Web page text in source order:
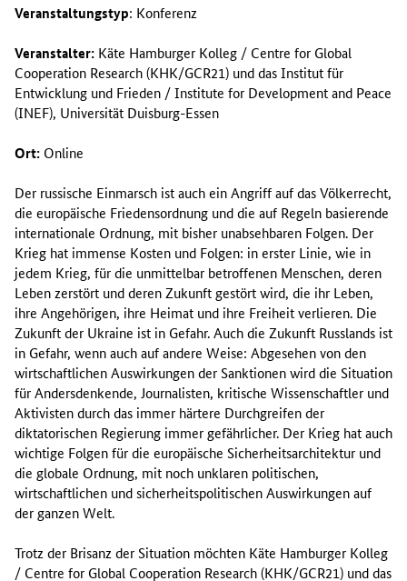
Veranstaltungstyp: Konferenz
Veranstalter: Käte Hamburger Kolleg / Centre for Global
Cooperation Research (KHK/GCR21) und das Institut für
Entwicklung und Frieden / Institute for Development and Peace
(INEF), Universität Duisburg-Essen
Ort: Online
Der russische Einmarsch ist auch ein Angriff auf das Völkerrecht,
die europäische Friedensordnung und die auf Regeln basierende
internationale Ordnung, mit bisher unabsehbaren Folgen. Der
Krieg hat immense Kosten und Folgen: in erster Linie, wie in
jedem Krieg, für die unmittelbar betroffenen Menschen, deren
Leben zerstört und deren Zukunft gestört wird, die ihr Leben,
ihre Angehörigen, ihre Heimat und ihre Freiheit verlieren. Die
Zukunft der Ukraine ist in Gefahr. Auch die Zukunft Russlands ist
in Gefahr, wenn auch auf andere Weise: Abgesehen von den
wirtschaftlichen Auswirkungen der Sanktionen wird die Situation
für Andersdenkende, Journalisten, kritische Wissenschaftler und
Aktivisten durch das immer härtere Durchgreifen der
diktatorischen Regierung immer gefährlicher. Der Krieg hat auch
wichtige Folgen für die europäische Sicherheitsarchitektur und
die globale Ordnung, mit noch unklaren politischen,
wirtschaftlichen und sicherheitspolitischen Auswirkungen auf
der ganzen Welt.
Trotz der Brisanz der Situation möchten Käte Hamburger Kolleg
/ Centre for Global Cooperation Research (KHK/GCR21) und das